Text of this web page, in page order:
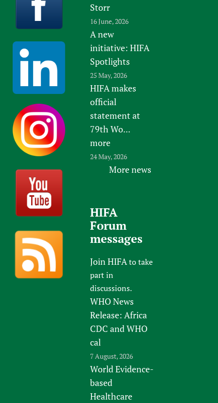
Storr
16 June, 2026
A new
initiative: HIFA
Spotlights
25 May, 2026
HIFA makes
official
statement at
79th Wo...
more
24 May, 2026
More news
HIFA
Forum
messages
Join HIFAto take
part in
discussions.
WHO News
Release: Africa
CDC and WHO
cal
7 August, 2026
World Evidence-
based
Healthcare